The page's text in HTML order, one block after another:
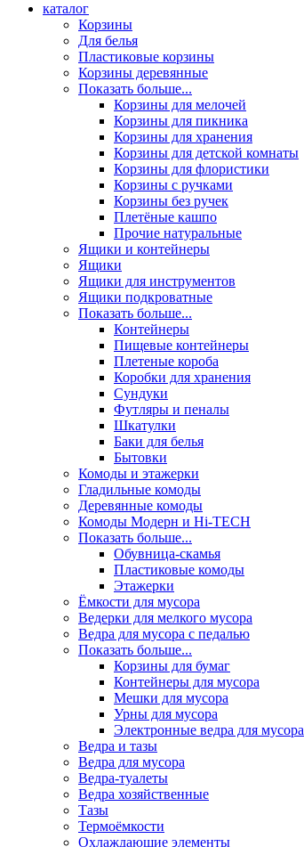
каталог
Корзины
Для белья
Пластиковые корзины
Корзины деревянные
Показать больше...
Корзины для мелочей
Корзины для пикника
Корзины для хранения
Корзины для детской комнаты
Корзины для флористики
Корзины с ручками
Корзины без ручек
Плетёные кашпо
Прочие натуральные
Ящики и контейнеры
Ящики
Ящики для инструментов
Ящики подкроватные
Показать больше...
Контейнеры
Пищевые контейнеры
Плетеные короба
Коробки для хранения
Сундуки
Футляры и пеналы
Шкатулки
Баки для белья
Бытовки
Комоды и этажерки
Гладильные комоды
Деревянные комоды
Комоды Модерн и Hi-TECH
Показать больше...
Обувница-скамья
Пластиковые комоды
Этажерки
Ёмкости для мусора
Ведерки для мелкого мусора
Ведра для мусора с педалью
Показать больше...
Корзины для бумаг
Контейнеры для мусора
Мешки для мусора
Урны для мусора
Электронные ведра для мусора
Ведра и тазы
Ведра для мусора
Ведра-туалеты
Ведра хозяйственные
Тазы
Термоёмкости
Охлаждающие элементы